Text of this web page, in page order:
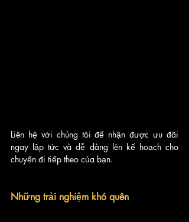
Liên hệ với chúng tôi để nhận được ưu đãi
ngay lập tức và dễ dàng lên kế hoạch cho
chuyến đi tiếp theo của bạn.
Những trải nghiệm khó quên